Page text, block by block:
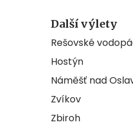
Další výlety
Rešovské
Hostýn
Náměšť nad
Zvíkov
Zbiroh